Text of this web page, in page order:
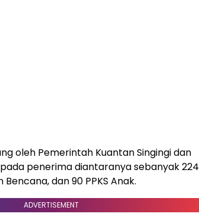
oleh Pemerintah Kuantan Singingi dan
penerima diantaranya sebanyak 224
Bencana, dan 90 PPKS Anak.
ADVERTISEMENT